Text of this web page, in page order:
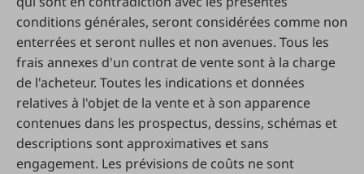
conditions générales, seront considérées comme non
enterrées et seront nulles et non avenues. Tous les
frais annexes d'un contrat de vente sont à la charge
de l'acheteur. Toutes les indications et données
relatives à l'objet de la vente et à son apparence
contenues dans les prospectus, dessins, schémas et
descriptions sont approximatives et sans
engagement. Les prévisions de coûts ne sont